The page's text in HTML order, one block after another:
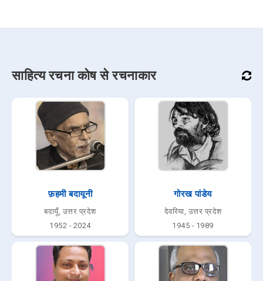
साहित्य रचना कोष से रचनाकार
फ़हमी बदायूनी
बदायूँ, उत्तर प्रदेश
1952 - 2024
गोरख पांडेय
देवरिया, उत्तर प्रदेश
1945 - 1989